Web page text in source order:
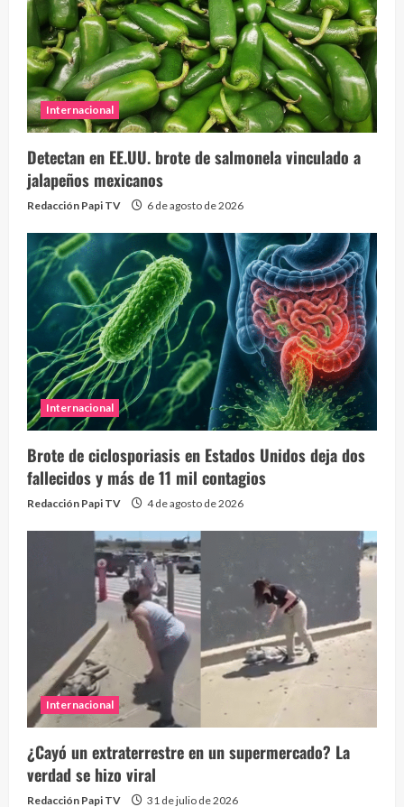
Internacional
Detectan en EE.UU. brote de salmonela vinculado a
jalapeños mexicanos
Redacción Papi TV 6 de agosto de 2026
Internacional
Brote de ciclosporiasis en Estados Unidos deja dos
fallecidos y más de 11 mil contagios
Redacción Papi TV 4 de agosto de 2026
Internacional
¿Cayó un extraterrestre en un supermercado? La
verdad se hizo viral
Redacción Papi TV 31 de julio de 2026